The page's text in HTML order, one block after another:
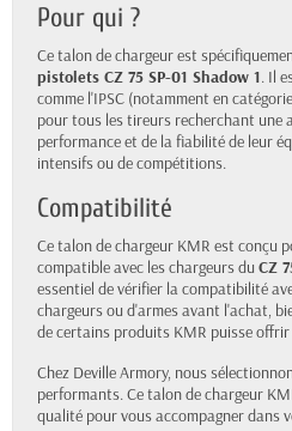
Pour qui ?
Ce talon de chargeur est
pistolets CZ 75 SP-01 Shadow 1. Il
comme l'IPSC (notamment en
pour tous les tireurs recherchant une
performance et de la fiabilité de leur
intensifs ou de compétitions.
Compatibilité
Ce talon de chargeur KMR est conçu
compatible avec les chargeurs du CZ
essentiel de vérifier la compatibilité
chargeurs ou d'armes avant l'achat,
de certains produits KMR puisse
Chez Deville Armory, nous
performants. Ce talon de chargeur
qualité pour vous accompagner dans